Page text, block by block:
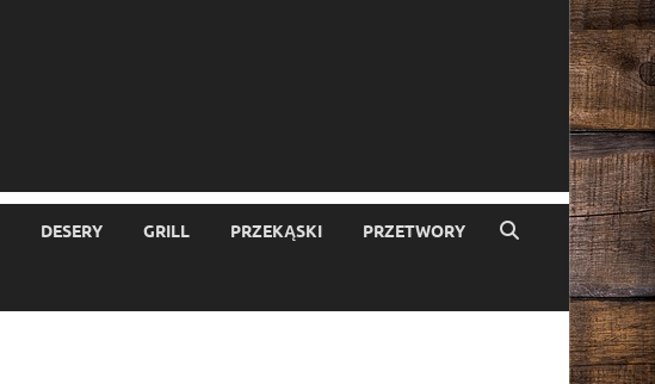
DESERY GRILL PRZEKĄSKI PRZETWORY